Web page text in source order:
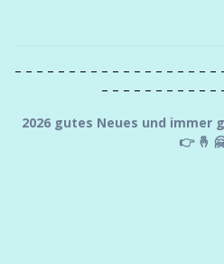
– – – – – – – – – – – – – – – – – – –
– – – – – – – – – – –
2026 gutes Neues und immer
👉 🤞